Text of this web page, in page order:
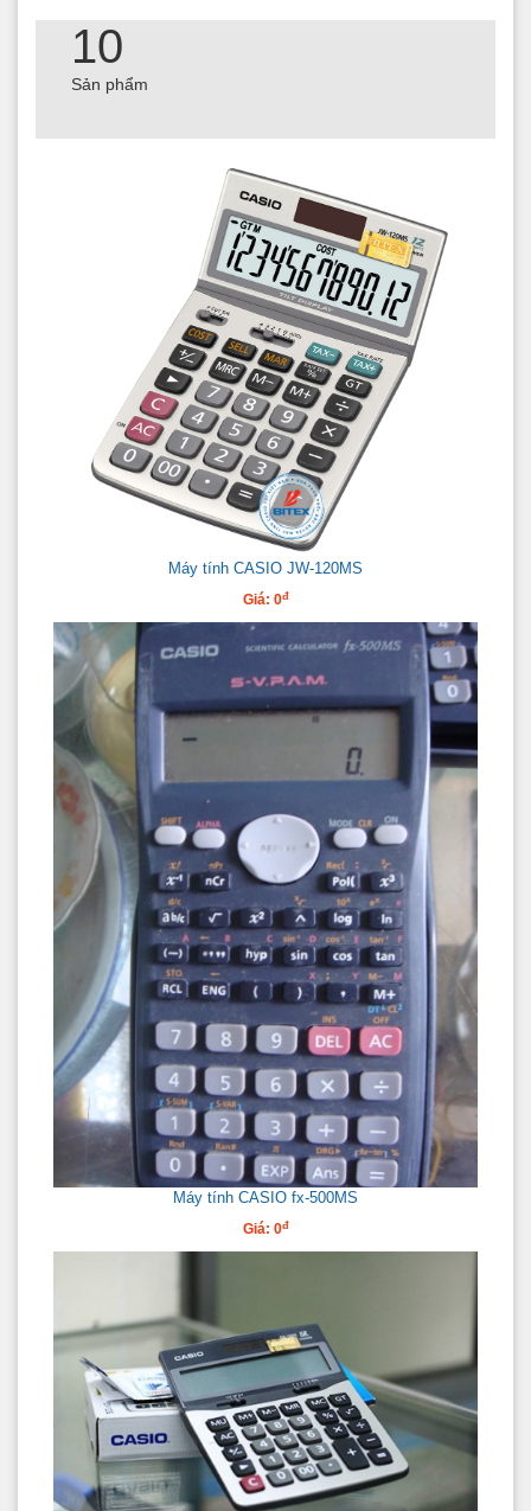
10
Sản phẩm
Máy tính CASIO JW-120MS
Giá: 0đ
Máy tính CASIO fx-500MS
Giá: 0đ